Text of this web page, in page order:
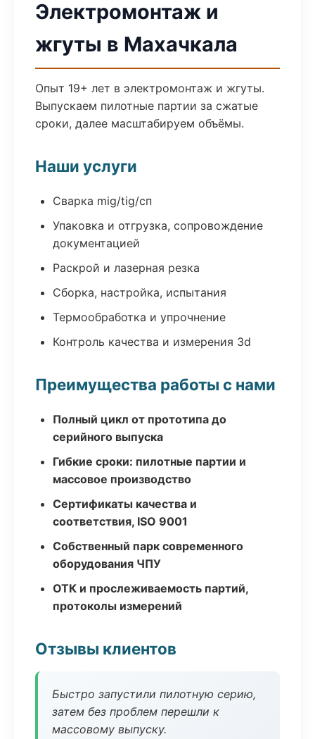
Электромонтаж и
жгуты в Махачкала
Опыт 19+ лет в электромонтаж и жгуты.
Выпускаем пилотные партии за сжатые
сроки, далее масштабируем объёмы.
Наши услуги
Сварка mig/tig/сп
Упаковка и отгрузка, сопровождение
документацией
Раскрой и лазерная резка
Сборка, настройка, испытания
Термообработка и упрочнение
Контроль качества и измерения 3d
Преимущества работы с нами
Полный цикл от прототипа до
серийного выпуска
Гибкие сроки: пилотные партии и
массовое производство
Сертификаты качества и
соответствия, ISO 9001
Собственный парк современного
оборудования ЧПУ
ОТК и прослеживаемость партий,
протоколы измерений
Отзывы клиентов
Быстро запустили пилотную серию,
затем без проблем перешли к
массовому выпуску.